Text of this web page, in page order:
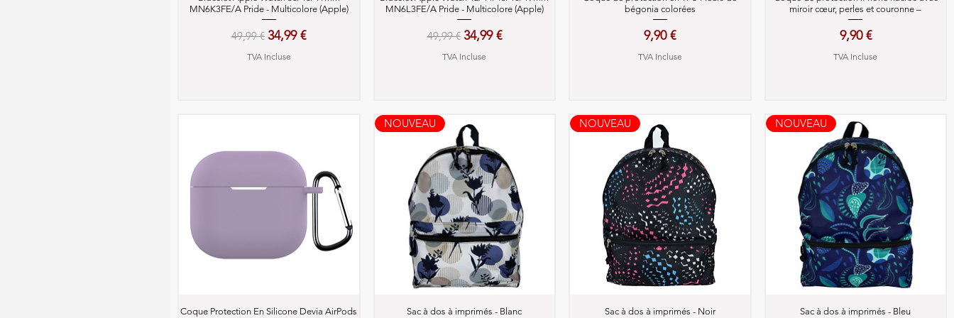
MN6K3FE/A Pride - Multicolore (Apple)
Prix original
49,99 € Prix promotionnel
34,99 €
TVA Incluse
MN6L3FE/A Pride - Multicolore (Apple)
Prix original
49,99 € Prix promotionnel
34,99 €
TVA Incluse
bégonia colorées
Prix
9,90 €
TVA Incluse
miroir cœur, perles et couronne –
Prix
9,90 €
TVA Incluse
Aperçu rapide
Coque Protection En Silicone Devia AirPods
Aperçu rapide
NOUVEAU
Sac à dos à imprimés - Blanc Aperçu rapide
NOUVEAU
Sac à dos à imprimés - Noir Aperçu rapide
NOUVEAU
Sac à dos à imprimés - Bleu